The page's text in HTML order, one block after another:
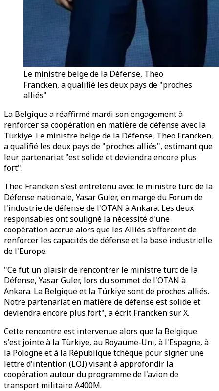
Le ministre belge de la Défense, Theo
Francken, a qualifié les deux pays de "proches
alliés"
La Belgique a réaffirmé mardi son engagement à
renforcer sa coopération en matière de défense avec la
Türkiye. Le ministre belge de la Défense, Theo Francken,
a qualifié les deux pays de "proches alliés", estimant que
leur partenariat "est solide et deviendra encore plus
fort".
Theo Francken s'est entretenu avec le ministre turc de la
Défense nationale, Yasar Guler, en marge du Forum de
l'industrie de défense de l'OTAN à Ankara. Les deux
responsables ont souligné la nécessité d'une
coopération accrue alors que les Alliés s'efforcent de
renforcer les capacités de défense et la base industrielle
de l'Europe.
"Ce fut un plaisir de rencontrer le ministre turc de la
Défense, Yasar Guler, lors du sommet de l'OTAN à
Ankara. La Belgique et la Türkiye sont de proches alliés.
Notre partenariat en matière de défense est solide et
deviendra encore plus fort", a écrit Francken sur X.
Cette rencontre est intervenue alors que la Belgique
s'est jointe à la Türkiye, au Royaume-Uni, à l'Espagne, à
la Pologne et à la République tchèque pour signer une
lettre d'intention (LOI) visant à approfondir la
coopération autour du programme de l'avion de
transport militaire A400M.